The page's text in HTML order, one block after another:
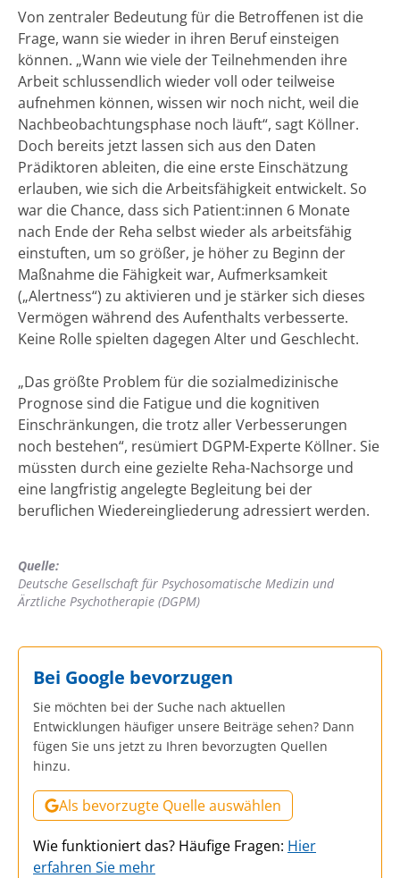
Von zentraler Bedeutung für die Betroffenen ist die
Frage, wann sie wieder in ihren Beruf einsteigen
können. „Wann wie viele der Teilnehmenden ihre
Arbeit schlussendlich wieder voll oder teilweise
aufnehmen können, wissen wir noch nicht, weil die
Nachbeobachtungsphase noch läuft“, sagt Köllner.
Doch bereits jetzt lassen sich aus den Daten
Prädiktoren ableiten, die eine erste Einschätzung
erlauben, wie sich die Arbeitsfähigkeit entwickelt. So
war die Chance, dass sich Patient:innen 6 Monate
nach Ende der Reha selbst wieder als arbeitsfähig
einstuften, um so größer, je höher zu Beginn der
Maßnahme die Fähigkeit war, Aufmerksamkeit
(„Alertness“) zu aktivieren und je stärker sich dieses
Vermögen während des Aufenthalts verbesserte.
Keine Rolle spielten dagegen Alter und Geschlecht.
„Das größte Problem für die sozialmedizinische
Prognose sind die Fatigue und die kognitiven
Einschränkungen, die trotz aller Verbesserungen
noch bestehen“, resümiert DGPM-Experte Köllner. Sie
müssten durch eine gezielte Reha-Nachsorge und
eine langfristig angelegte Begleitung bei der
beruflichen Wiedereingliederung adressiert werden.
Quelle:
Deutsche Gesellschaft für Psychosomatische Medizin und
Ärztliche Psychotherapie (DGPM)
Bei Google bevorzugen
Sie möchten bei der Suche nach aktuellen
Entwicklungen häufiger unsere Beiträge sehen? Dann
fügen Sie uns jetzt zu Ihren bevorzugten Quellen
hinzu.
Als bevorzugte Quelle auswählen
Wie funktioniert das? Häufige Fragen: Hier
erfahren Sie mehr